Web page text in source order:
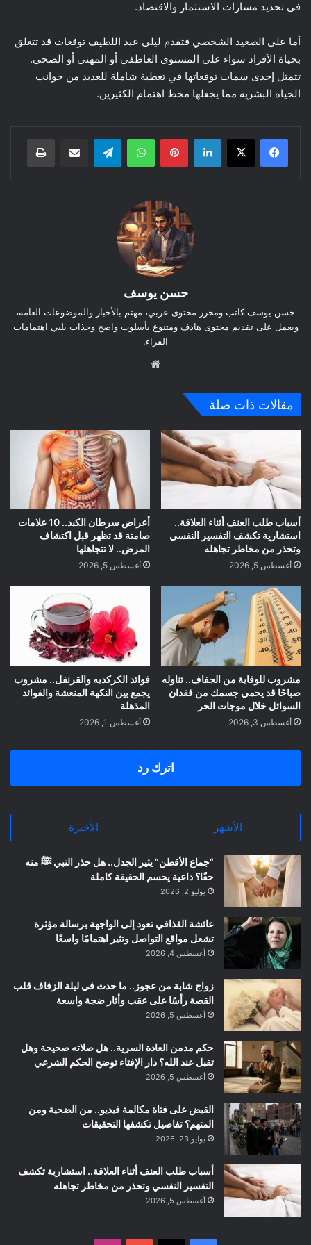
في تحديد مسارات الاستثمار والاقتصاد.
أما على الصعيد الشخصي فتقدم ليلى عبد اللطيف توقعات قد تتعلق
بحياة الأفراد سواء على المستوى العاطفي أو المهني أو الصحي.
تتمثل إحدى سمات توقعاتها في تغطية شاملة للعديد من جوانب
الحياة البشرية مما يجعلها محط اهتمام الكثيرين.
لينكدإن بينتيريست واتساب
حسن يوسف
حسن يوسف كاتب ومحرر محتوى عربي، مهتم بالأخبار والموضوعات العامة،
ويعمل على تقديم محتوى هادف ومتنوع بأسلوب واضح وجذاب يلبي اهتمامات
القراء.
مقالات ذات صلة
أسباب طلب العنف أثناء العلاقة..
استشارية تكشف التفسير النفسي
وتحذر من مخاطر تجاهله
أغسطس 5, 2026
أعراض سرطان الكبد.. 10 علامات
صامتة قد تظهر قبل اكتشاف
المرض.. لا تتجاهلها
أغسطس 5, 2026
مشروب للوقاية من الجفاف.. تناوله
صباحًا قد يحمي جسمك من فقدان
السوائل خلال موجات الحر
أغسطس 3, 2026
فوائد الكركديه والقرنفل.. مشروب
يجمع بين النكهة المنعشة والفوائد
المذهلة
أغسطس 1, 2026
اترك رد
الأشهر الأخيرة
“جماع الأقطن” يثير الجدل.. هل حذر النبي ﷺ منه
حقًا؟ داعية يحسم الحقيقة كاملة
يوليو 2, 2026
عائشة القذافي تعود إلى الواجهة برسالة مؤثرة
تشعل مواقع التواصل وتثير اهتمامًا واسعًا
أغسطس 4, 2026
زواج شابة من عجوز.. ما حدث في ليلة الزفاف قلب
القصة رأسًا على عقب وأثار ضجة واسعة
أغسطس 5, 2026
حكم مدمن العادة السرية.. هل صلاته صحيحة وهل
تقبل عند الله؟ دار الإفتاء توضح الحكم الشرعي
أغسطس 5, 2026
القبض على فتاة مكالمة فيديو.. من الضحية ومن
المتهم؟ تفاصيل تكشفها التحقيقات
يوليو 23, 2026
أسباب طلب العنف أثناء العلاقة.. استشارية تكشف
التفسير النفسي وتحذر من مخاطر تجاهله
أغسطس 5, 2026